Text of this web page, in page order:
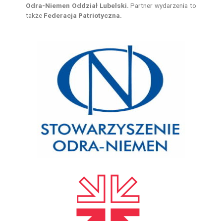
Odra-Niemen Oddział Lubelski. Partner wydarzenia to
także Federacja Patriotyczna.